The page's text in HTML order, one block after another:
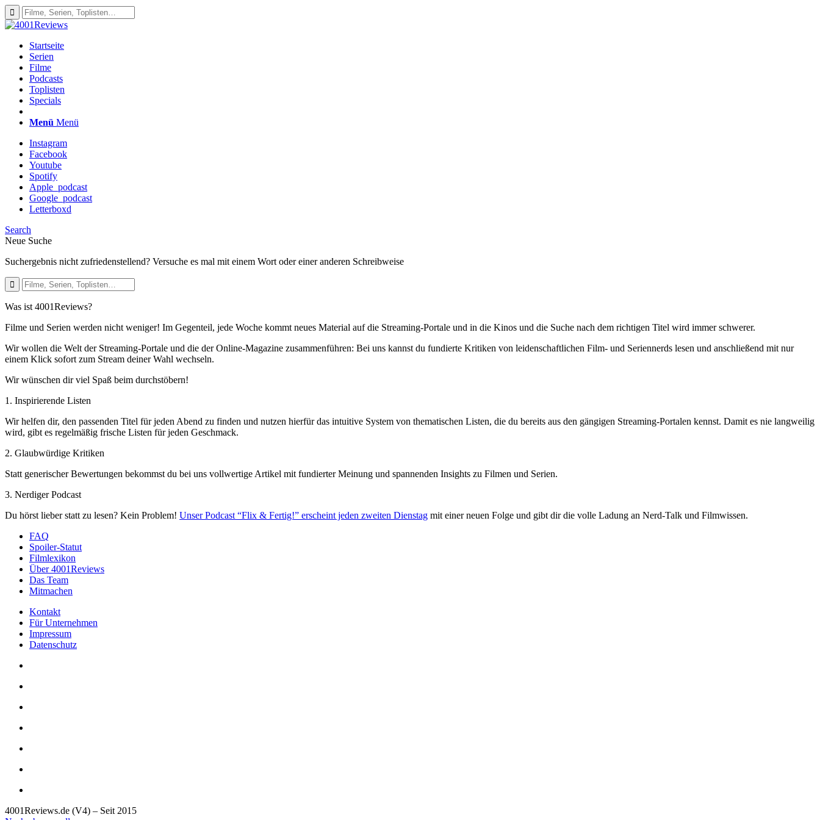
Startseite
Serien
Filme
Podcasts
Toplisten
Specials
Menü Menü
Instagram
Facebook
Youtube
Spotify
Apple_podcast
Google_podcast
Letterboxd
Search
Neue Suche
Suchergebnis nicht zufriedenstellend? Versuche es mal mit einem Wort oder einer anderen Schreibweise
Was ist 4001Reviews?
Filme und Serien werden nicht weniger! Im Gegenteil, jede Woche kommt neues Material auf die Streaming-Portale und in die Kinos und die Suche nach dem richtigen Titel wird immer schwerer.
Wir wollen die Welt der Streaming-Portale und die der Online-Magazine zusammenführen: Bei uns kannst du fundierte Kritiken von leidenschaftlichen Film- und Seriennerds lesen und anschließend mit nur
einem Klick sofort zum Stream deiner Wahl wechseln.
Wir wünschen dir viel Spaß beim durchstöbern!
1. Inspirierende Listen
Wir helfen dir, den passenden Titel für jeden Abend zu finden und nutzen hierfür das intuitive System von thematischen Listen, die du bereits aus den gängigen Streaming-Portalen kennst. Damit es nie langweilig
wird, gibt es regelmäßig frische Listen für jeden Geschmack.
2. Glaubwürdige Kritiken
Statt generischer Bewertungen bekommst du bei uns vollwertige Artikel mit fundierter Meinung und spannenden Insights zu Filmen und Serien.
3. Nerdiger Podcast
Du hörst lieber statt zu lesen? Kein Problem! Unser Podcast “Flix & Fertig!” erscheint jeden zweiten Dienstag mit einer neuen Folge und gibt dir die volle Ladung an Nerd-Talk und Filmwissen.
FAQ
Spoiler-Statut
Filmlexikon
Über 4001Reviews
Das Team
Mitmachen
Kontakt
Für Unternehmen
Impressum
Datenschutz
4001Reviews.de (V4) – Seit 2015